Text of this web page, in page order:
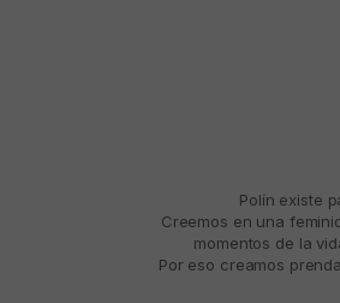
Polín existe
Creemos en una
momentos de la
Por eso creamos